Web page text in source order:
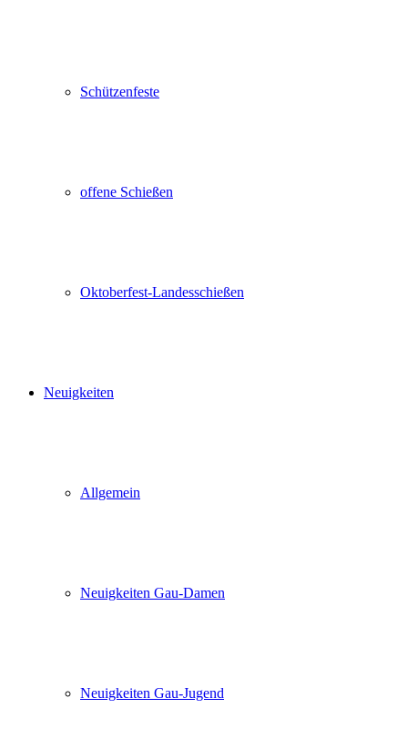
Schützenfeste
offene Schießen
Oktoberfest-Landesschießen
Neuigkeiten
Allgemein
Neuigkeiten Gau-Damen
Neuigkeiten Gau-Jugend